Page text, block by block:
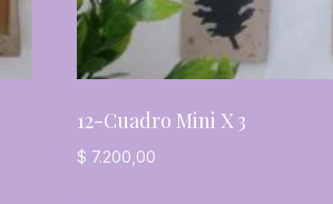
12-Cuadro Mini X 3
$ 7.200,00